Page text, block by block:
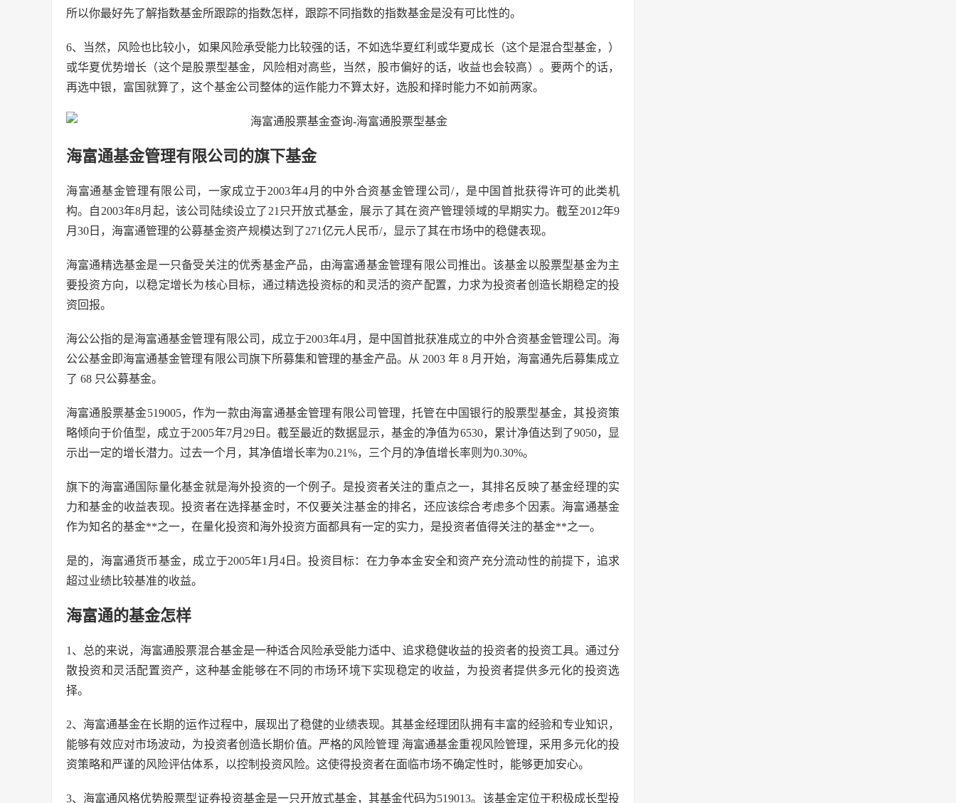
所以你最好先了解指数基金所跟踪的指数怎样，跟踪不同指数的指数基金是没有可比性的。
6、当然，风险也比较小，如果风险承受能力比较强的话，不如选华夏红利或华夏成长（这个是混合型基金，）
或华夏优势增长（这个是股票型基金，风险相对高些，当然，股市偏好的话，收益也会较高）。要两个的话，
再选中银，富国就算了，这个基金公司整体的运作能力不算太好，选股和择时能力不如前两家。
海富通基金管理有限公司的旗下基金
海富通基金管理有限公司，一家成立于2003年4月的中外合资基金管理公司/，是中国首批获得许可的此类机
构。自2003年8月起，该公司陆续设立了21只开放式基金，展示了其在资产管理领域的早期实力。截至2012年9
月30日，海富通管理的公募基金资产规模达到了271亿元人民币/，显示了其在市场中的稳健表现。
海富通精选基金是一只备受关注的优秀基金产品，由海富通基金管理有限公司推出。该基金以股票型基金为主
要投资方向，以稳定增长为核心目标，通过精选投资标的和灵活的资产配置，力求为投资者创造长期稳定的投
资回报。
海公公指的是海富通基金管理有限公司，成立于2003年4月，是中国首批获准成立的中外合资基金管理公司。海
公公基金即海富通基金管理有限公司旗下所募集和管理的基金产品。从 2003 年 8 月开始，海富通先后募集成立
了 68 只公募基金。
海富通股票基金519005，作为一款由海富通基金管理有限公司管理，托管在中国银行的股票型基金，其投资策
略倾向于价值型，成立于2005年7月29日。截至最近的数据显示，基金的净值为6530，累计净值达到了9050，显
示出一定的增长潜力。过去一个月，其净值增长率为0.21%，三个月的净值增长率则为0.30%。
旗下的海富通国际量化基金就是海外投资的一个例子。是投资者关注的重点之一，其排名反映了基金经理的实
力和基金的收益表现。投资者在选择基金时，不仅要关注基金的排名，还应该综合考虑多个因素。海富通基金
作为知名的基金**之一，在量化投资和海外投资方面都具有一定的实力，是投资者值得关注的基金**之一。
是的，海富通货币基金，成立于2005年1月4日。投资目标：在力争本金安全和资产充分流动性的前提下，追求
超过业绩比较基准的收益。
海富通的基金怎样
1、总的来说，海富通股票混合基金是一种适合风险承受能力适中、追求稳健收益的投资者的投资工具。通过分
散投资和灵活配置资产，这种基金能够在不同的市场环境下实现稳定的收益，为投资者提供多元化的投资选
择。
2、海富通基金在长期的运作过程中，展现出了稳健的业绩表现。其基金经理团队拥有丰富的经验和专业知识，
能够有效应对市场波动，为投资者创造长期价值。严格的风险管理 海富通基金重视风险管理，采用多元化的投
资策略和严谨的风险评估体系，以控制投资风险。这使得投资者在面临市场不确定性时，能够更加安心。
3、海富通风格优势股票型证券投资基金是一只开放式基金，其基金代码为519013。该基金定位于积极成长型投